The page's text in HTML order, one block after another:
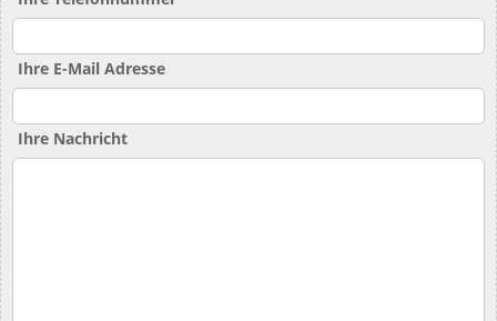
Ihre E-Mail Adresse
Ihre Nachricht